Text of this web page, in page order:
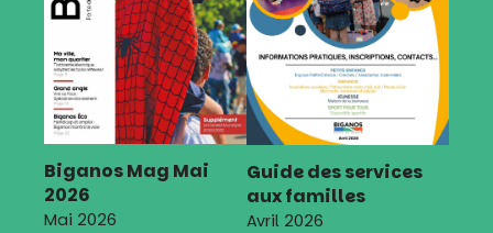
Biganos Mag Mai
2026
Mai 2026
Guide des services
aux familles
Avril 2026